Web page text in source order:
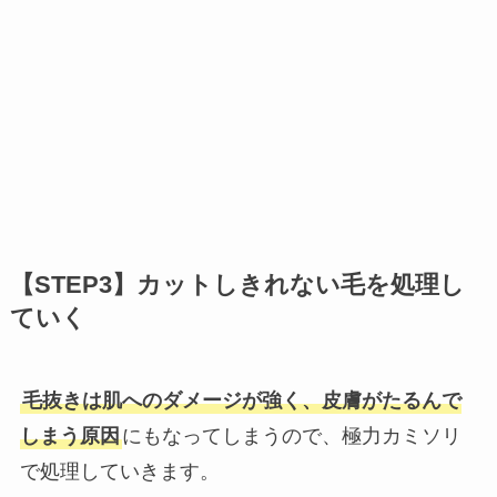
【STEP3】カットしきれない毛を処理し
ていく
毛抜きは肌へのダメージが強く、皮膚がたるんで
しまう原因にもなってしまうので、極力カミソリ
で処理していきます。